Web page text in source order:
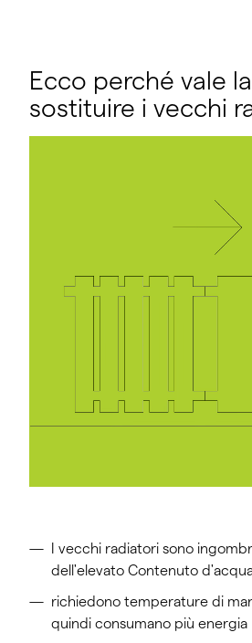
Ecco perché vale
sostituire i vecchi
I vecchi radiatori sono
dell'elevato Contenuto
richiedono temperature di
quindi consumano più energia